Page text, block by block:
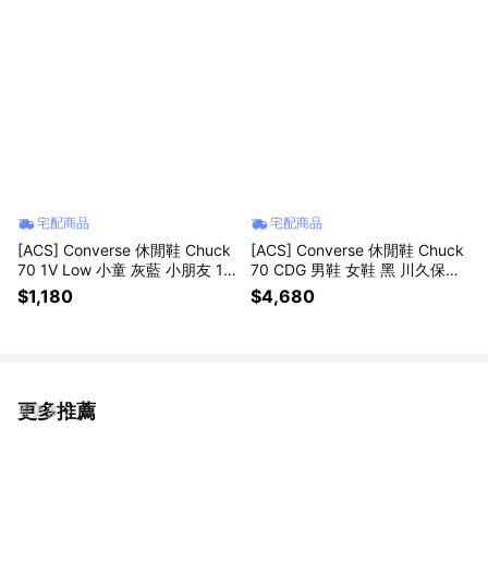
宅配商品
[ACS] Converse 休閒鞋 Chuck
70 1V Low 小童 灰藍 小朋友 19
70 帆布鞋 A08868C
$1,180
宅配商品
[ACS] Converse 休閒鞋 Chuck
70 CDG 男鞋 女鞋 黑 川久保玲
聯名款 1970 帆布鞋 A08791C
$4,680
更多推薦
看更多